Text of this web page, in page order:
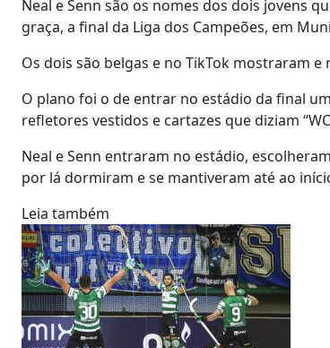
Neal e Senn são os nomes dos dois jovens
graça, a final da Liga dos Campeões, em
Os dois são belgas e no TikTok mostraram
O plano foi o de entrar no estádio da final
refletores vestidos e cartazes que diziam
Neal e Senn entraram no estádio,
por lá dormiram e se mantiveram até ao
Leia também